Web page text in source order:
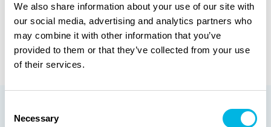
We also share information about your use of our site with
our social media, advertising and analytics partners who
may combine it with other information that you’ve
provided to them or that they’ve collected from your use
of their services.
Selection
Necessary